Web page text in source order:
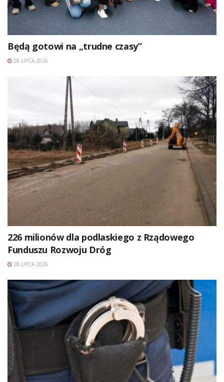
Będą gotowi na „trudne czasy”
28 LIPCA 2026
226 milionów dla podlaskiego z Rządowego
Funduszu Rozwoju Dróg
28 LIPCA 2026